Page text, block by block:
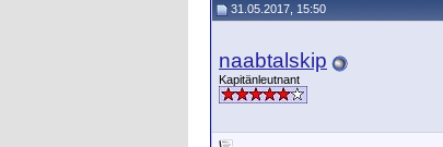
31.05.2017, 15:50
naabtalskip
Kapitänleutnant